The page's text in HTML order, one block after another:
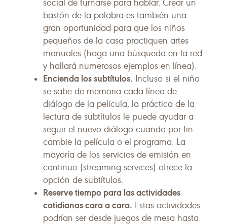
social de turnarse para hablar. Crear un
bastón de la palabra es también una
gran oportunidad para que los niños
pequeños de la casa practiquen artes
manuales (haga una búsqueda en la red
y hallará numerosos ejemplos en línea).
Encienda los subtítulos. Incluso si el niño
se sabe de memoria cada línea de
diálogo de la película, la práctica de la
lectura de subtítulos le puede ayudar a
seguir el nuevo diálogo cuando por fin
cambie la película o el programa. La
mayoría de los servicios de emisión en
continuo (streaming services) ofrece la
opción de subtítulos.
Reserve tiempo para las actividades
cotidianas cara a cara. Estas actividades
podrían ser desde juegos de mesa hasta